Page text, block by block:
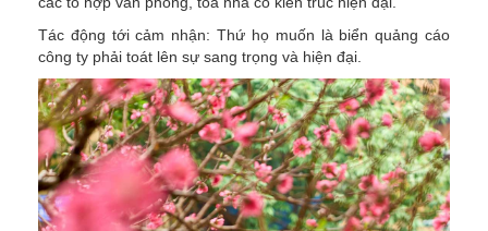
Tác động tới cảm nhận: Thứ họ muốn là biển quảng cáo
công ty phải toát lên sự sang trọng và hiện đại.